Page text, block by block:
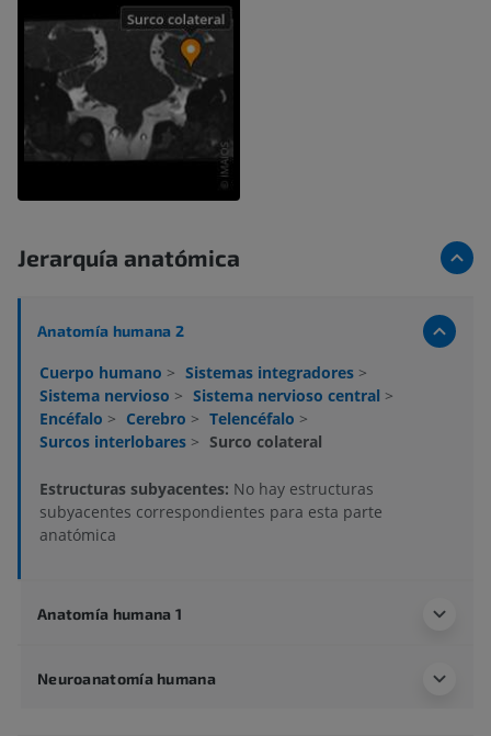
Jerarquía anatómica
Anatomía humana 2
Cuerpo humano > Sistemas integradores >
Sistema nervioso > Sistema nervioso central >
Encéfalo > Cerebro > Telencéfalo >
Surcos interlobares > Surco colateral
Estructuras subyacentes: No hay estructuras
subyacentes correspondientes para esta parte
anatómica
Anatomía humana 1
Neuroanatomía humana